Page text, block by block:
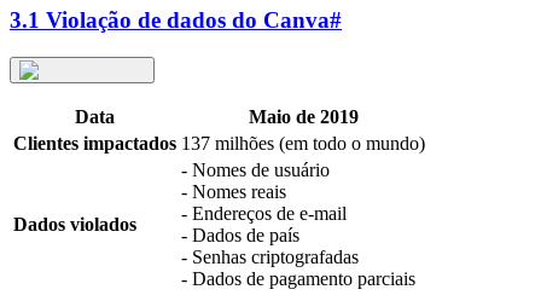
3.1 Violação de dados do Canva#
Data
Maio de 2019
Clientes impactados 137 milhões (em todo o mundo)
Dados violados
- Nomes de usuário
- Nomes reais
- Endereços de e-mail
- Dados de país
- Senhas criptografadas
- Dados de pagamento parciais